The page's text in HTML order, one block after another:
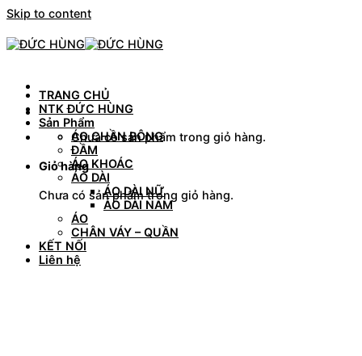
Skip to content
Chưa có sản phẩm trong giỏ hàng.
Giỏ hàng
Chưa có sản phẩm trong giỏ hàng.
TRANG CHỦ
NTK ĐỨC HÙNG
Sản Phẩm
ÁO CHẦN BÔNG
ĐẦM
ÁO KHOÁC
ÁO DÀI
ÁO DÀI NỮ
ÁO DÀI NAM
ÁO
CHÂN VÁY – QUẦN
KẾT NỐI
Liên hệ